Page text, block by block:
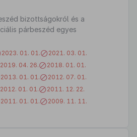
bizottságokról és a
párbeszéd egyes
2023. 01. 01.
2021. 03. 01.
2019. 04. 26.
2018. 01. 01.
2013. 01. 01.
2012. 07. 01.
2012. 01. 01.
2011. 12. 22.
2011. 01. 01.
2009. 11. 11.